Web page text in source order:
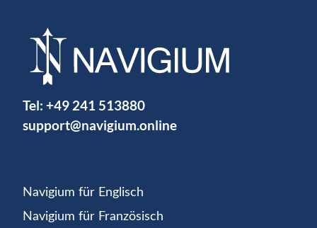
Tel: +49 241 513880
support@navigium.online
Navigium für Englisch
Navigium für Französisch